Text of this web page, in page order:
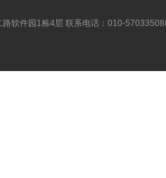
软件园1栋4层 联系电话：010-